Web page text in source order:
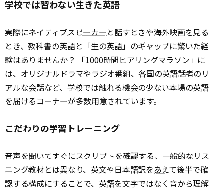
学校では習わない生きた英語
実際にネイティブスピーカー と話すときや海外映画を見る
とき、教科書の英語と「生の英語」のギャップに驚いた経
験はありませんか？ 「1000時間ヒアリングマラソン」に
は、オリジナルドラマやラジオ番組、各国の英語話者のリ
アルな会話など、学校では触れる機会の少ない本場の英語
を届けるコーナーが多数用意されています。
こだわりの学習トレーニング
音声を聞いてすぐにスクリプトを確認する、一般的なリス
ニング教材とは異なり、英文や日本語訳をあえて後半で確
認する構成にすることで、英語を文字ではなく音から理解